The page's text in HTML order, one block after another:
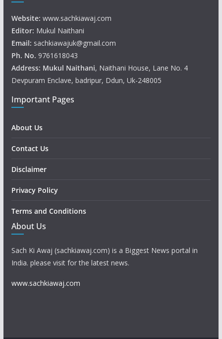
Website: www.sachkiawaj.com
Editor: Mukul Naithani
Email: sachkiawajuk@gmail.com
Ph. No. 9761618043
Address: Mukul Naithani, Naithani House, Lane No. 4
Devpuram Enclave, badripur, Ddun, Uk-248005
Important Pages
About Us
Contact Us
Disclaimer
Privacy Policy
Terms and Conditions
About Us
Sach Ki Awaj (sachkiawaj.com) is a Biggest News portal in
India. please visit for the latest news.
www.sachkiawaj.com